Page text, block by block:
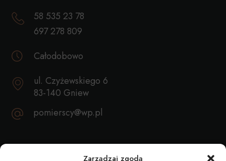
Zarządzaj zgodą
58 535 23 78
697 278 809
Całodobowo
ul. Czyżewskiego 6
83-140 Gniew
pomierscy@wp.pl
REKOMENDACJE